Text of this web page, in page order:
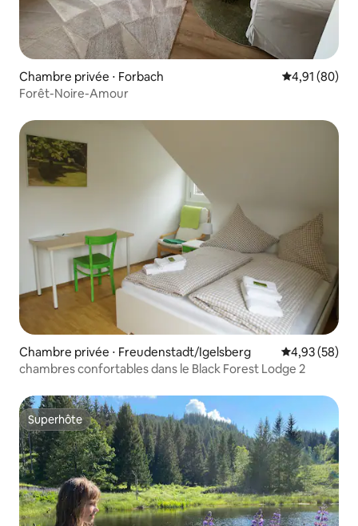
Chambre privée ⋅ Forbach Évaluation
4,91 (80)
Forêt-Noire-Amour
Chambre privée ⋅ Freudenstadt/Igelsberg Évaluation
4,93 (58)
chambres confortables dans le Black Forest Lodge 2
Superhôte
Superhôte